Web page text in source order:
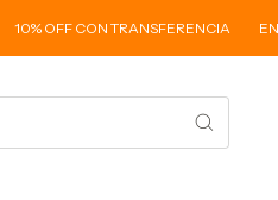
10% OFF CON TRANSFERENCIA